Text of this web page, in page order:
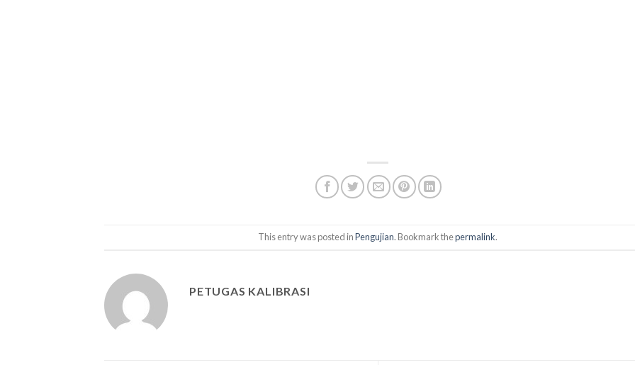
This entry was posted inPengujian. Bookmark thepermalink.
PETUGAS KALIBRASI